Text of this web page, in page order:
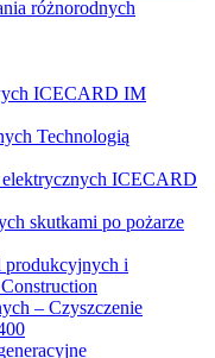
różnorodnych
ICECARD IM
Technologią
elektrycznych ICECARD
skutkami po pożarze
produkcyjnych i
– Czyszczenie